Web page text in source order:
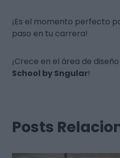
¡Es el momento perfecto
paso en tu carrera!
¡Crece en el área de
School by Sngular!
Posts